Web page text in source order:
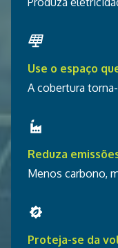
Use o espaço
A cobertura
Reduza
Menos carbono,
Proteja-se da